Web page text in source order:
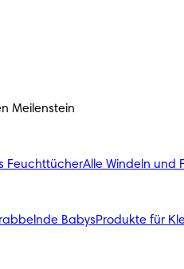
Meilenstein
FeuchttücherAlle Windeln und
BabysProdukte für